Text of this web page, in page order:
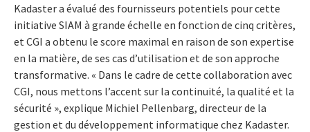
Kadaster a évalué des fournisseurs potentiels pour cette
initiative SIAM à grande échelle en fonction de cinq critères,
et CGI a obtenu le score maximal en raison de son expertise
en la matière, de ses cas d’utilisation et de son approche
transformative. « Dans le cadre de cette collaboration avec
CGI, nous mettons l’accent sur la continuité, la qualité et la
sécurité », explique Michiel Pellenbarg, directeur de la
gestion et du développement informatique chez Kadaster.